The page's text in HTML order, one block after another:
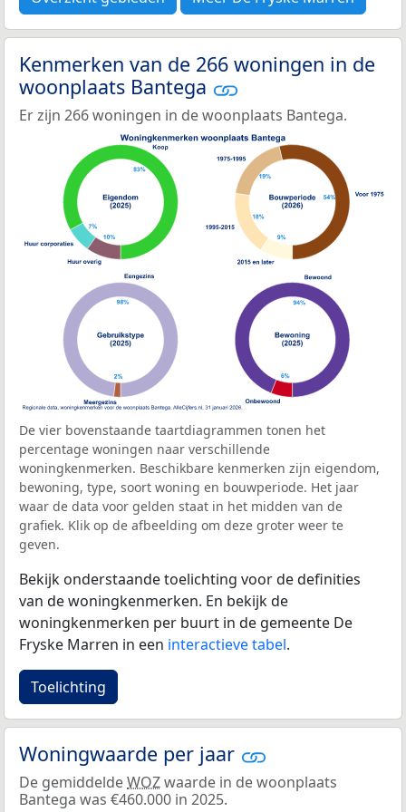
Kenmerken van de 266 woningen in de
woonplaats Bantega
Er zijn 266 woningen in de woonplaats Bantega.
De vier bovenstaande taartdiagrammen tonen het
percentage woningen naar verschillende
woningkenmerken. Beschikbare kenmerken zijn eigendom,
bewoning, type, soort woning en bouwperiode. Het jaar
waar de data voor gelden staat in het midden van de
grafiek. Klik op de afbeelding om deze groter weer te
geven.
Bekijk onderstaande toelichting voor de definities
van de woningkenmerken. En bekijk de
woningkenmerken per buurt in de gemeente De
Fryske Marren in een interactieve tabel.
Toelichting
Woningwaarde per jaar
De gemiddeldeWOZwaarde in de woonplaats
Bantega was €460.000 in 2025.